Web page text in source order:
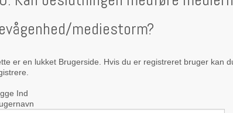
mediestorm?
er en lukket Brugerside. Hvis du er registreret bruger kan
Ind